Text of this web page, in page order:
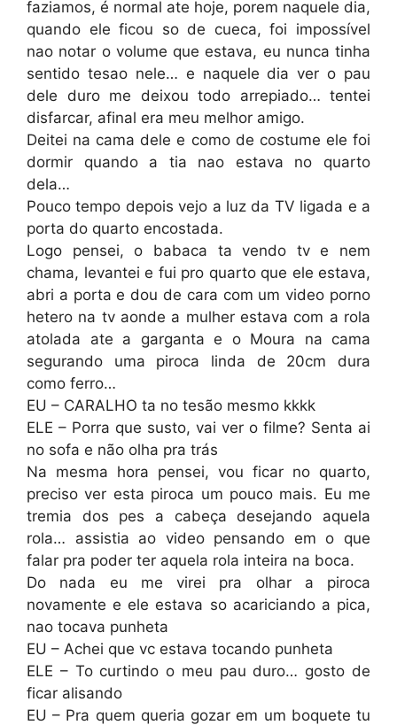
faziamos, é normal ate hoje, porem naquele dia,
quando ele ficou so de cueca, foi impossível
nao notar o volume que estava, eu nunca tinha
sentido tesao nele… e naquele dia ver o pau
dele duro me deixou todo arrepiado… tentei
disfarcar, afinal era meu melhor amigo.
Deitei na cama dele e como de costume ele foi
dormir quando a tia nao estava no quarto
dela…
Pouco tempo depois vejo a luz da TV ligada e a
porta do quarto encostada.
Logo pensei, o babaca ta vendo tv e nem
chama, levantei e fui pro quarto que ele estava,
abri a porta e dou de cara com um video porno
hetero na tv aonde a mulher estava com a rola
atolada ate a garganta e o Moura na cama
segurando uma piroca linda de 20cm dura
como ferro…
EU – CARALHO ta no tesão mesmo kkkk
ELE – Porra que susto, vai ver o filme? Senta ai
no sofa e não olha pra trás
Na mesma hora pensei, vou ficar no quarto,
preciso ver esta piroca um pouco mais. Eu me
tremia dos pes a cabeça desejando aquela
rola… assistia ao video pensando em o que
falar pra poder ter aquela rola inteira na boca.
Do nada eu me virei pra olhar a piroca
novamente e ele estava so acariciando a pica,
nao tocava punheta
EU – Achei que vc estava tocando punheta
ELE – To curtindo o meu pau duro… gosto de
ficar alisando
EU – Pra quem queria gozar em um boquete tu